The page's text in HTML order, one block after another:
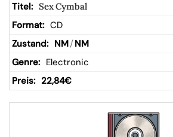
Sex Cymbal
CD
NM/ NM
Electronic
22,84€